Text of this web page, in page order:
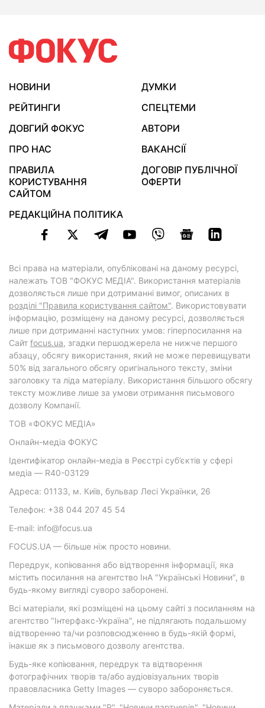
НОВИНИ
ДУМКИ
РЕЙТИНГИ
СПЕЦТЕМИ
ДОВГИЙ ФОКУС
АВТОРИ
ПРО НАС
ВАКАНСІЇ
ПРАВИЛА
КОРИСТУВАННЯ
САЙТОМ
ДОГОВІР ПУБЛІЧНОЇ
ОФЕРТИ
РЕДАКЦІЙНА ПОЛІТИКА
Всі права на матеріали, опубліковані на даному ресурсі,
належать ТОВ "ФОКУС МЕДІА". Використання матеріалів
дозволяється лише при дотриманні вимог, описаних в
розділі "Правила користування сайтом". Використовувати
інформацію, розміщену на даному ресурсі, дозволяється
лише при дотриманні наступних умов: гіперпосилання на
Cайт focus.ua, згадки першоджерела не нижче першого
абзацу, обсягу використання, який не може перевищувати
50% від загального обсягу оригінального тексту, зміни
заголовку та ліда матеріалу. Використання більшого обсягу
тексту можливе лише за умови отримання письмового
дозволу Компанії.
ТОВ «ФОКУС МЕДІА»
Онлайн-медіа ФОКУС
Ідентифікатор онлайн-медіа в Реєстрі суб’єктів у сфері
медіа — R40-03129
Адреса: 01133, м. Київ, бульвар Лесі Українки, 26
Телефон: +38 044 207 45 54
E-mail: info@focus.ua
FOCUS.UA — більше ніж просто новини.
Передрук, копіювання або відтворення інформації, яка
містить посилання на агентство ІнА "Українські Новини", в
будь-якому вигляді суворо заборонені.
Всі матеріали, які розміщені на цьому сайті з посиланням на
агентство "Інтерфакс-Україна", не підлягають подальшому
відтворенню та/чи розповсюдженню в будь-якій формі,
інакше як з письмового дозволу агентства.
Будь-яке копіювання, передрук та відтворення
фотографічних творів та/або аудіовізуальних творів
правовласника Getty Images — суворо забороняється.